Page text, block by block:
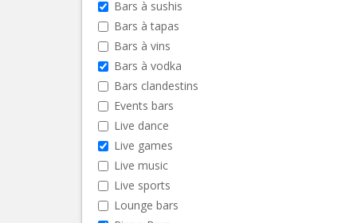
Bars à sushis
Bars à tapas
Bars à vins
Bars à vodka
Bars clandestins
Events bars
Live dance
Live games
Live music
Live sports
Lounge bars